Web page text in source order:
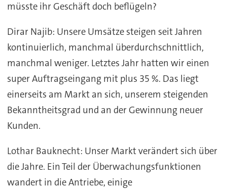
müsste ihr Geschäft doch beflügeln?
Dirar Najib: Unsere Umsätze steigen seit Jahren
kontinuierlich, manchmal überdurchschnittlich,
manchmal weniger. Letztes Jahr hatten wir einen
super Auftragseingang mit plus 35 %. Das liegt
einerseits am Markt an sich, unserem steigenden
Bekanntheitsgrad und an der Gewinnung neuer
Kunden.
Lothar Bauknecht: Unser Markt verändert sich über
die Jahre. Ein Teil der Überwachungsfunktionen
wandert in die Antriebe, einige